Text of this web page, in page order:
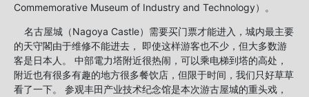
Commemorative Museum of Industry and Technology）。
名古屋城（Nagoya Castle）需要买门票才能进入，城内最主要
的天守閣由于维修不能进去， 即使这样游客也不少，但大多数游
客是日本人。 中部電力塔附近很热闹，可以乘电梯到塔的高处，
附近也有很多有趣的地方很多餐饮店，但限于时间，我们只好草草
看了一下。 参观丰田产业技术纪念馆是本次游古屋城的重头戏，